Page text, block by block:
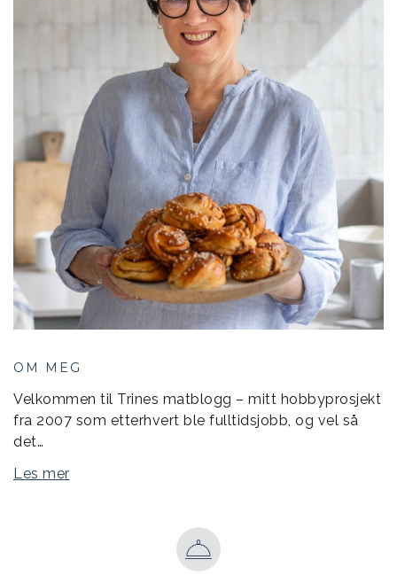
OM MEG
Velkommen til Trines matblogg – mitt hobbyprosjekt
fra 2007 som etterhvert ble fulltidsjobb, og vel så
det…
Les mer